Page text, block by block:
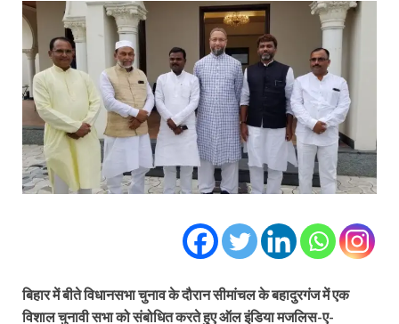
बिहार में बीते विधानसभा चुनाव के दौरान सीमांचल के बहादुरगंज में एक
विशाल चुनावी सभा को संबोधित करते हुए ऑल इंडिया मजलिस-ए-